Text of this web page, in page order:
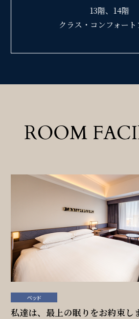
13階、14階
クラス・コンフォート
ROOM
ベッド
私達は、最上の眠りをお約束し